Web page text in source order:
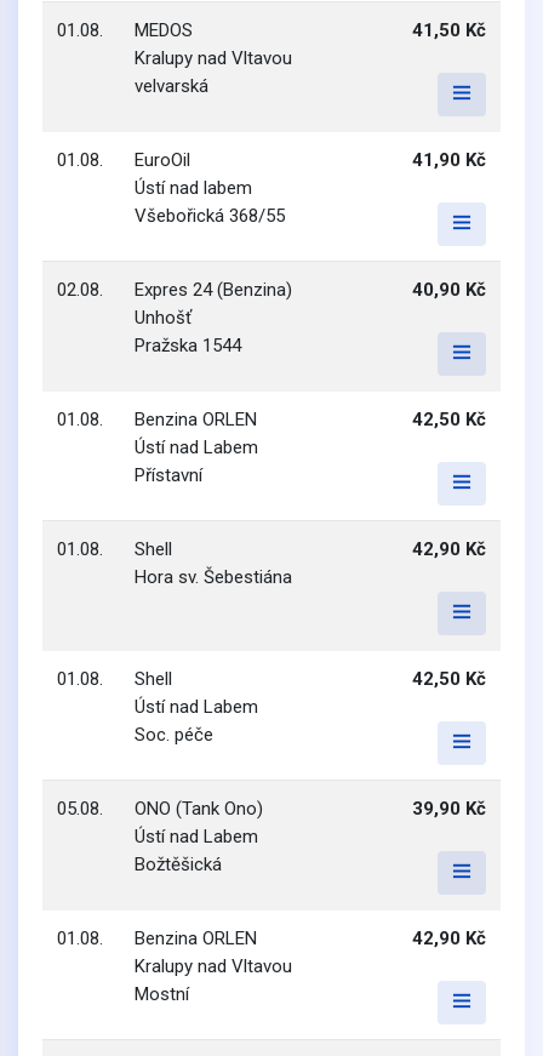
01.08.
MEDOS
Kralupy nad Vltavou
velvarská
41,50 Kč
01.08.
EuroOil
Ústí nad labem
Všebořická 368/55
41,90 Kč
02.08.
Expres 24 (Benzina)
Unhošť
Pražska 1544
40,90 Kč
01.08.
Benzina ORLEN
Ústí nad Labem
Přístavní
42,50 Kč
01.08.
Shell
Hora sv. Šebestiána
42,90 Kč
01.08.
Shell
Ústí nad Labem
Soc. péče
42,50 Kč
05.08.
ONO (Tank Ono)
Ústí nad Labem
Božtěšická
39,90 Kč
01.08.
Benzina ORLEN
Kralupy nad Vltavou
Mostní
42,90 Kč